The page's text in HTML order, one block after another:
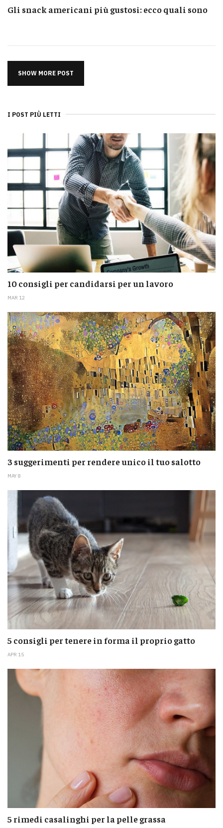
Gli snack americani più gustosi: ecco quali sono
SHOW MORE POST
I POST PIÙ LETTI
10 consigli per candidarsi per un lavoro
MAR 12
3 suggerimenti per rendere unico il tuo salotto
MAY 8
5 consigli per tenere in forma il proprio gatto
APR 15
5 rimedi casalinghi per la pelle grassa